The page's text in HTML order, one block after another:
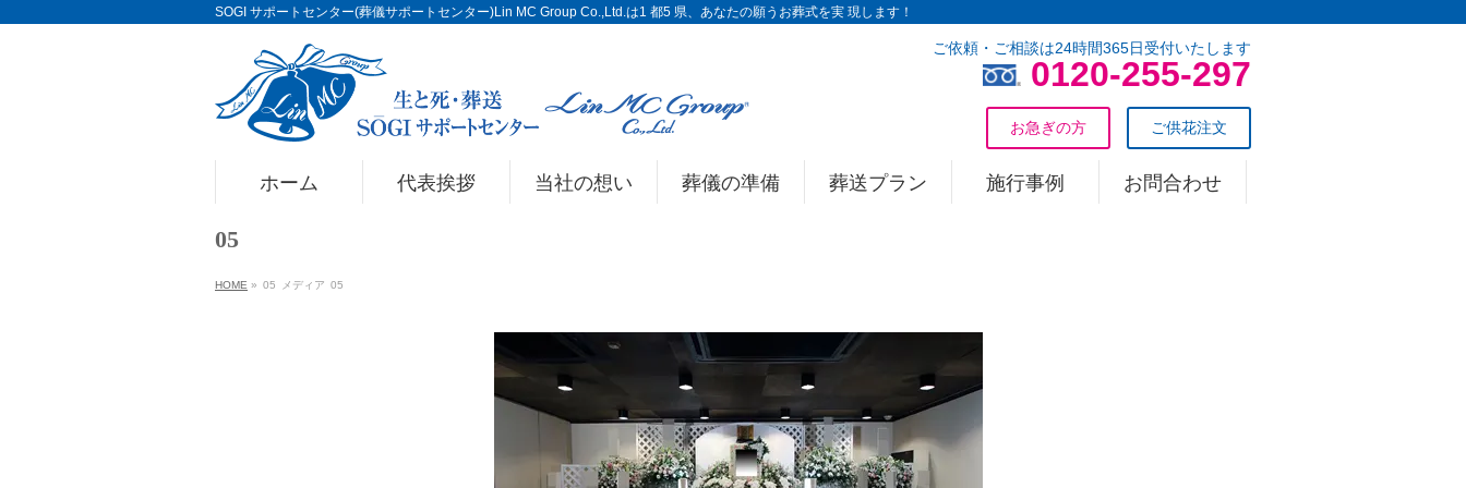
SOGI サポートセンター(葬儀サポートセンター)Lin MC Group Co.,Ltd.は1 都5 県、あなたの願うお葬式を実 現します！
ご依頼・ご相談は24時間365日受付いたします
0120-255-297
ご供花注文
お急ぎの方
ホーム 代表挨拶 当社の想い 葬儀の準備 葬送プラン 施行事例 お問合わせ
05
HOME » 05 メディア 05